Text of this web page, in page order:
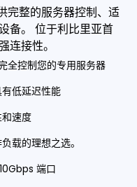
完整的服务器控制、适
备。 位于利比里亚首
连接性。
控制您的专用服务器
低延迟性能
速度
载的理想之选。
端口